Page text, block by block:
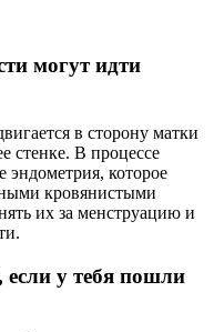
могут идти
в сторону матки
стенке. В процессе
эндометрия, которое
кровянистыми
их за менструацию и
у тебя пошли